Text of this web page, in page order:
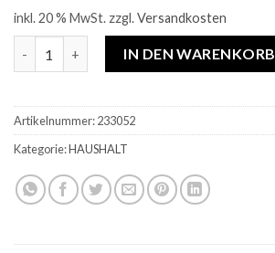
inkl. 20 % MwSt. zzgl.Versandkosten
IN DEN WARENKORB
Artikelnummer:233052
Kategorie:HAUSHALT